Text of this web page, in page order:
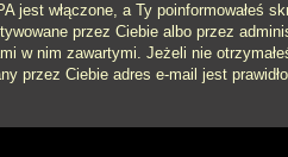
jest włączone, a Ty poinformowałeś
przez Ciebie albo przez
w nim zawartymi. Jeżeli nie
przez Ciebie adres e-mail jest